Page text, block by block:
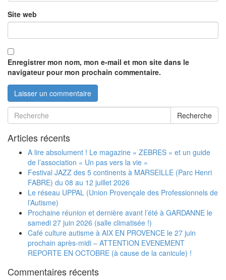
Site web
Enregistrer mon nom, mon e-mail et mon site dans le
navigateur pour mon prochain commentaire.
Recherche
Articles récents
A lire absolument ! Le magazine « ZEBRES » et un guide
de l’association « Un pas vers la vie »
Festival JAZZ des 5 continents à MARSEILLE (Parc Henri
FABRE) du 08 au 12 juillet 2026
Le réseau UPPAL (Union Provençale des Professionnels de
l’Autisme)
Prochaine réunion et dernière avant l’été à GARDANNE le
samedi 27 juin 2026 (salle climatisée !)
Café culture autisme à AIX EN PROVENCE le 27 juin
prochain après-midi – ATTENTION EVENEMENT
REPORTE EN OCTOBRE (à cause de la canicule) !
Commentaires récents